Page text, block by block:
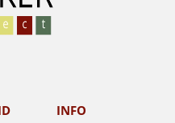
INFO